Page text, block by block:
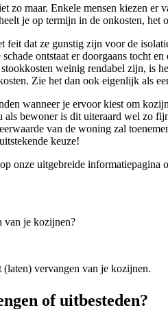
maar. Enkele mensen kiezen er
je op termijn in de onkosten, het
dat ze gunstig zijn voor de
ontstaat er doorgaans tocht
weinig rendabel zijn, is
Zie het dan ook eigenlijk als
wanneer je ervoor kiest om
bewoner is dit uiteraard wel zo
van de woning zal
keuze!
onze uitgebreide informatiepagina
van je kozijnen?
vervangen van je kozijnen.
of uitbesteden?